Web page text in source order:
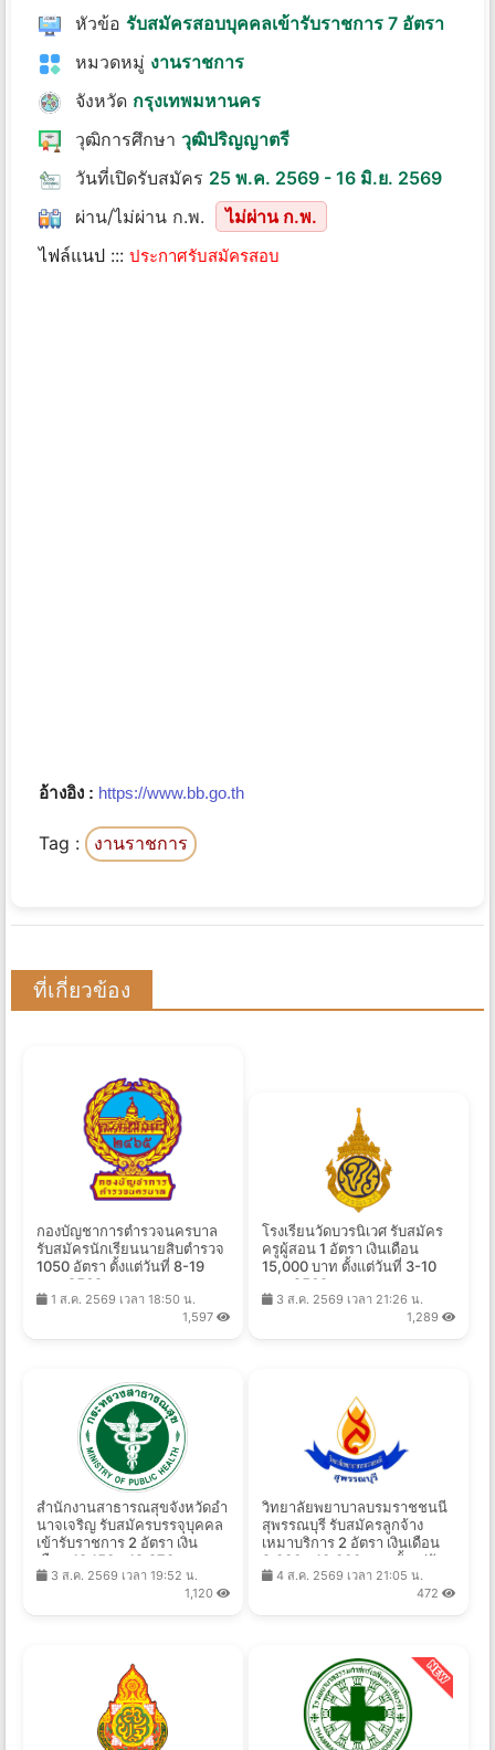
หัวข้อ รับสมัครสอบบุคคลเข้ารับราชการ 7 อัตรา
หมวดหมู่ งานราชการ
จังหวัด กรุงเทพมหานคร
วุฒิการศึกษา วุฒิปริญญาตรี
วันที่เปิดรับสมัคร 25 พ.ค. 2569 - 16 มิ.ย. 2569
ผ่าน/ไม่ผ่าน ก.พ.
ไม่ผ่าน ก.พ.
ไฟล์แนป ::: ประกาศรับสมัครสอบ
อ้างอิง : https://www.bb.go.th
Tag : งานราชการ
ที่เกี่ยวข้อง
กองบัญชาการตำรวจนครบาล
รับสมัครนักเรียนนายสิบตำรวจ
1050 อัตรา ตั้งแต่วันที่ 8-19
ส.ค. 2569
1 ส.ค. 2569 เวลา 18:50 น.
1,597
โรงเรียนวัดบวรนิเวศ รับสมัคร
ครูผู้สอน 1 อัตรา เงินเดือน
15,000 บาท ตั้งแต่วันที่ 3-10
ส.ค. 2569
3 ส.ค. 2569 เวลา 21:26 น.
1,289
สํานักงานสาธารณสุขจังหวัดอํา
นาจเจริญ รับสมัครบรรจุบุคคล
เข้ารับราชการ 2 อัตรา เงิน
เดือน 18,150 - 19,970 บาท
ตั้งแต่วันที่ 3 - 10 ส.ค. 2569
3 ส.ค. 2569 เวลา 19:52 น.
1,120
วิทยาลัยพยาบาลบรมราชชนนี
สุพรรณบุรี รับสมัครลูกจ้าง
เหมาบริการ 2 อัตรา เงินเดือน
9,000 - 10,000 บาท ตั้งแต่วัน
ที่ 1-10 ส.ค. 2569
4 ส.ค. 2569 เวลา 21:05 น.
472